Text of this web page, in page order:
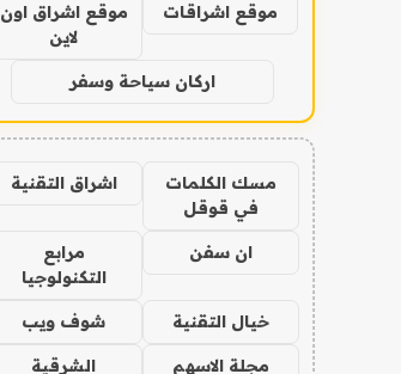
موقع اشراقات
موقع اشراق اون
لاين
اركان سياحة وسفر
مسك الكلمات
في قوقل
اشراق التقنية
ان سفن
مرابع
التكنولوجيا
خيال التقنية شوف ويب
مجلة الاسهم الشرقية